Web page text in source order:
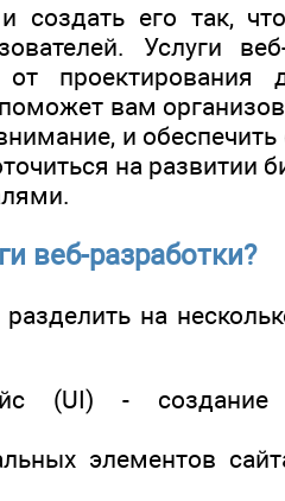
создать его так,
Услуги веб-
проектирования
вам
и
на развитии
веб-разработки?
на
(UI) -
элементов